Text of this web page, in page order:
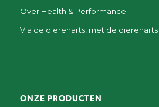
Over Health & Performance
Via de dierenarts, met de dierenarts
ONZE PRODUCTEN